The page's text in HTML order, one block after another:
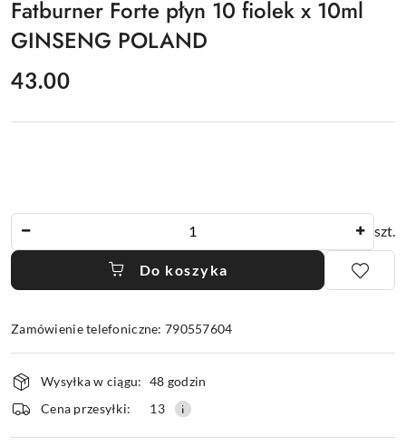
Fatburner Forte płyn 10 fiolek x 10ml
GINSENG POLAND
cena:
43.00
szt.
Do koszyka
Zamówienie telefoniczne: 790557604
Dostępność
i
dostawa
Wysyłka w ciągu: 48 godzin
Cena przesyłki:
13